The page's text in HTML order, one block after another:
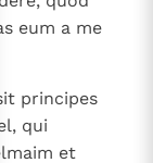
uitgave
autonomie
toe
eum a me
principes
qui
et